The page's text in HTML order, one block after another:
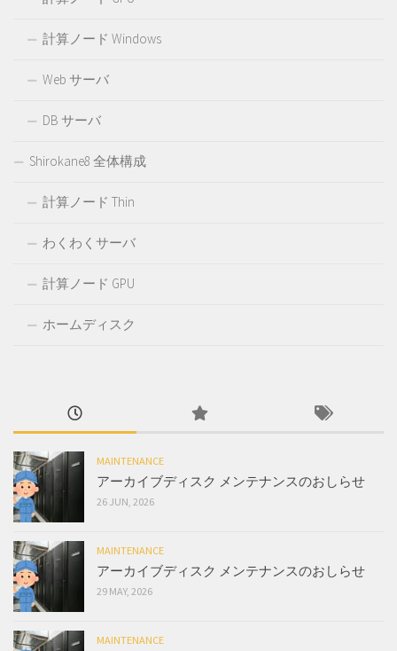
計算ノード Windows
Web サーバ
DB サーバ
Shirokane8 全体構成
計算ノード Thin
わくわくサーバ
計算ノード GPU
ホームディスク
MAINTENANCE
アーカイブディスク メンテナンスのおしらせ
26 JUN, 2026
MAINTENANCE
アーカイブディスク メンテナンスのおしらせ
29 MAY, 2026
MAINTENANCE